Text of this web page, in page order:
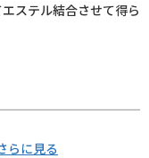
ステル結合させて得ら
らに見る